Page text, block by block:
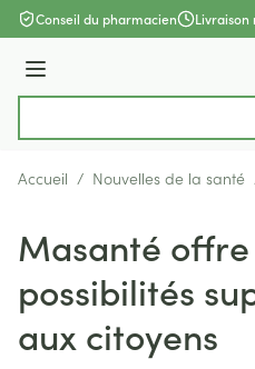
Aller au contenu
Conseil du pharmacien Livraison
Menu
Accueil / Nouvelles de la santé
Masanté offre
possibilités
aux citoyens